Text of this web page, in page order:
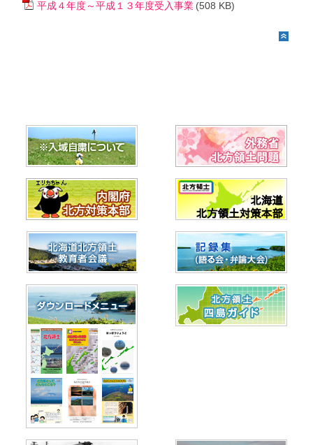
平成４年度～平成１３年度受入事業 (508 KB)